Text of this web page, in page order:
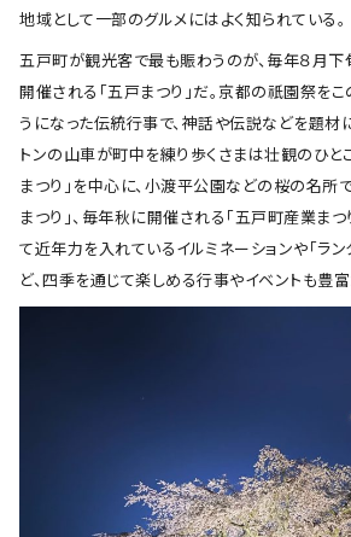
地域として一部のグルメにはよく知られている。
五戸町が観光客で最も賑わうのが、毎年８月
開催される「五戸まつり」だ。京都の祇園祭を
うになった伝統行事で、神話や伝説などを題材
トンの山車が町中を練り歩くさまは壮観のひと
まつり」を中心に、小渡平公園などの桜の名所
まつり」、毎年秋に開催される「五戸町産業まつ
て近年力を入れているイルミネーションや「ラン
ど、四季を通じて楽しめる行事やイベントも豊富